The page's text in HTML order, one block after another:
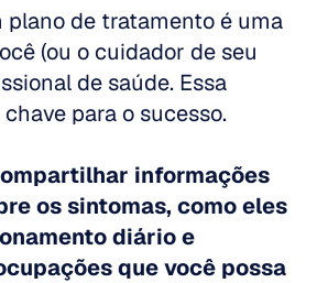
plano de tratamento é uma
(ou o cuidador de seu
de saúde. Essa
para o sucesso.
informações
os sintomas, como eles
diário e
que você possa